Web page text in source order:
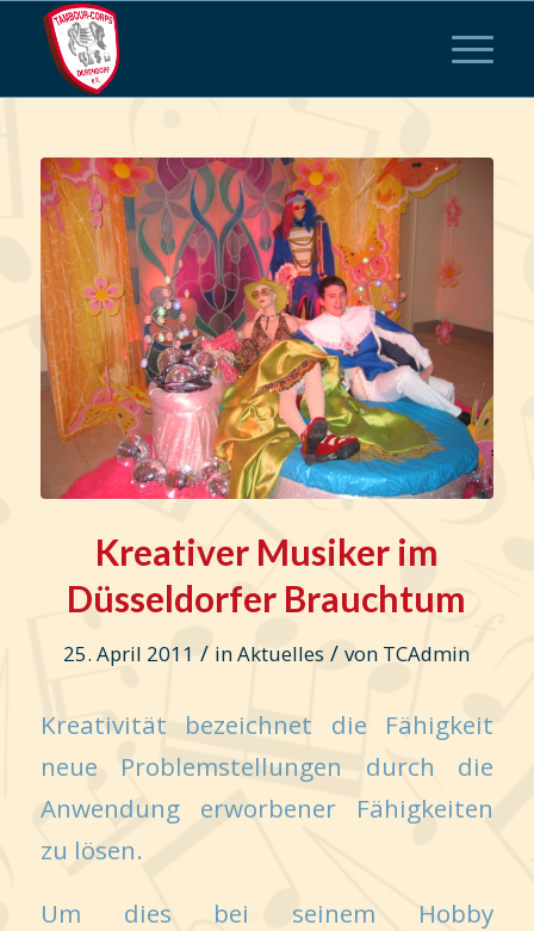
Kreativer Musiker im
Düsseldorfer Brauchtum
25. April 2011 / inAktuelles / von TCAdmin
Kreativität bezeichnet die Fähigkeit
neue Problemstellungen durch die
Anwendung erworbener Fähigkeiten
zu lösen.
Um dies bei seinem Hobby